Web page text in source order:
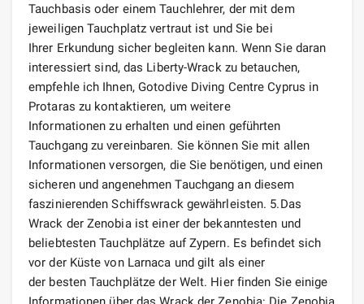
Tauchbasis oder einem Tauchlehrer, der mit dem
jeweiligen Tauchplatz vertraut ist und Sie bei
Ihrer Erkundung sicher begleiten kann. Wenn Sie daran
interessiert sind, das Liberty-Wrack zu betauchen,
empfehle ich Ihnen, Gotodive Diving Centre Cyprus in
Protaras zu kontaktieren, um weitere
Informationen zu erhalten und einen geführten
Tauchgang zu vereinbaren. Sie können Sie mit allen
Informationen versorgen, die Sie benötigen, und einen
sicheren und angenehmen Tauchgang an diesem
faszinierenden Schiffswrack gewährleisten. 5.Das
Wrack der Zenobia ist einer der bekanntesten und
beliebtesten Tauchplätze auf Zypern. Es befindet sich
vor der Küste von Larnaca und gilt als einer
der besten Tauchplätze der Welt. Hier finden Sie einige